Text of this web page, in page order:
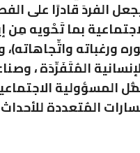
الفردَ قادرًا على
بما تَحْويه
ورغباته
المُتَفَرِّدَة ،
المسؤولية
المُتعددة